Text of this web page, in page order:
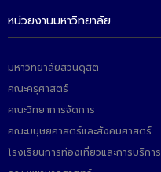
หน่วยงานมหาวิทยาลัย
มหาวิทยาลัยสวนดุสิต
คณะครุศาสตร์
คณะวิทยาการจัดการ
คณะมนุษยศาสตร์และสังคมศาสตร์
โรงเรียนการท่องเที่ยวและการบริการ